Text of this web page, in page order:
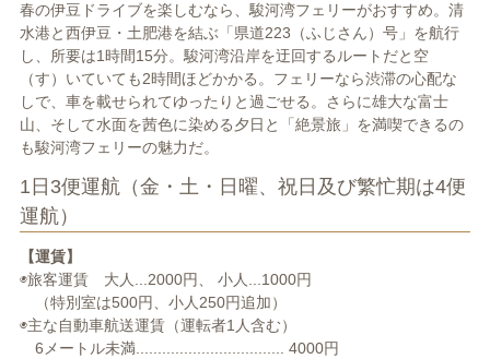
春の伊豆ドライブを楽しむなら、駿河湾フェリーがおすすめ。清
水港と西伊豆・土肥港を結ぶ「県道223（ふじさん）号」を航行
し、所要は1時間15分。駿河湾沿岸を迂回するルートだと空
（す）いていても2時間ほどかかる。フェリーなら渋滞の心配な
しで、車を載せられてゆったりと過ごせる。さらに雄大な富士
山、そして水面を茜色に染める夕日と「絶景旅」を満喫できるの
も駿河湾フェリーの魅力だ。
1日3便運航（金・土・日曜、祝日及び繁忙期は4便
運航）
【運賃】
◉旅客運賃 大人...2000円、 小人...1000円
（特別室は500円、小人250円追加）
◉主な自動車航送運賃（運転者1人含む）
6メートル未満.................................. 4000円